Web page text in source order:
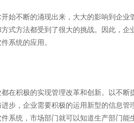
不断的涌现出来，大大的影响到企业
式方法都受到了很大的挑战。因此，
系统的应用。
积极的实现管理改革和创新。以不断
步，企业需要积极的运用新型的信息
系统，市场部门就可以知道生产部门